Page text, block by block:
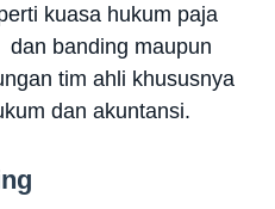
kuasa hukum paja
banding maupun
tim ahli khususnya
dan akuntansi.